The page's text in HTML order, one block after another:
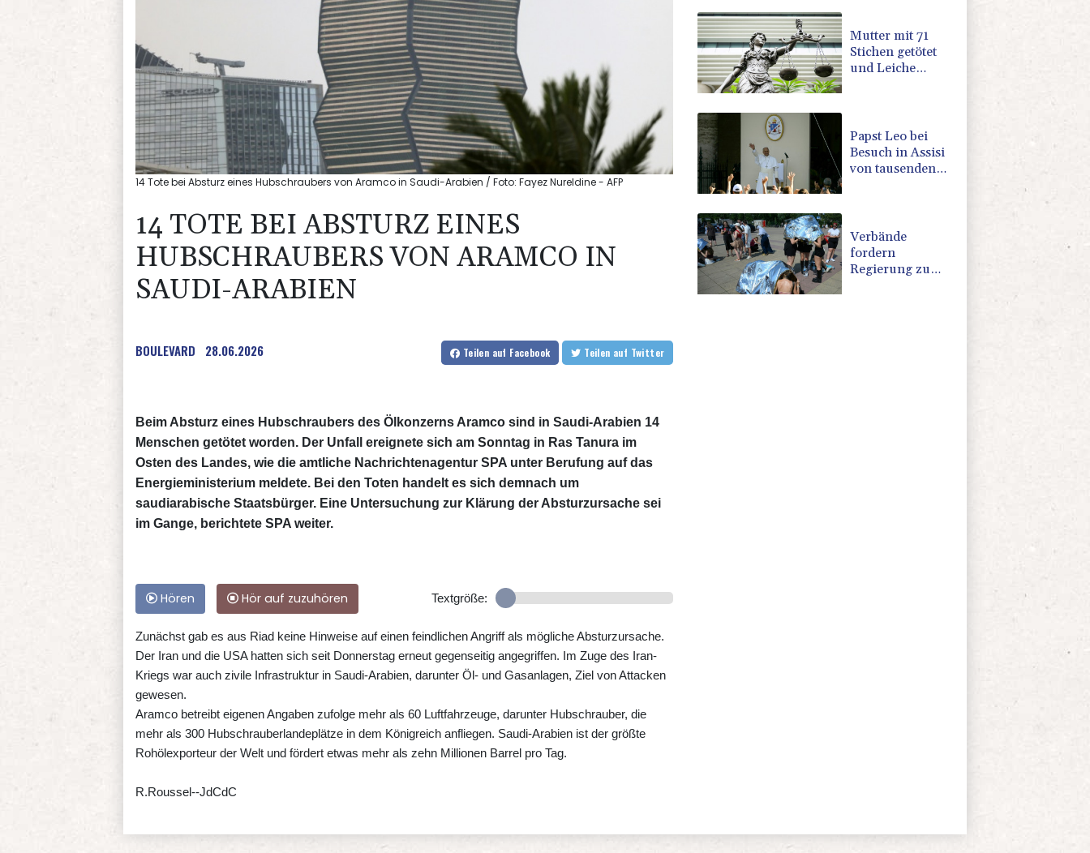
14 Tote bei Absturz eines Hubschraubers von Aramco in Saudi-Arabien / Foto: Fayez Nureldine - AFP
14 TOTE BEI ABSTURZ EINES
HUBSCHRAUBERS VON ARAMCO IN
SAUDI-ARABIEN
BOULEVARD 28.06.2026 Teilen auf Facebook Teilen auf Twitter
Beim Absturz eines Hubschraubers des Ölkonzerns Aramco sind in Saudi-Arabien 14
Menschen getötet worden. Der Unfall ereignete sich am Sonntag in Ras Tanura im
Osten des Landes, wie die amtliche Nachrichtenagentur SPA unter Berufung auf das
Energieministerium meldete. Bei den Toten handelt es sich demnach um
saudiarabische Staatsbürger. Eine Untersuchung zur Klärung der Absturzursache sei
im Gange, berichtete SPA weiter.
Hören Hör auf zuzuhören Textgröße:
Zunächst gab es aus Riad keine Hinweise auf einen feindlichen Angriff als mögliche Absturzursache.
Der Iran und die USA hatten sich seit Donnerstag erneut gegenseitig angegriffen. Im Zuge des Iran-
Kriegs war auch zivile Infrastruktur in Saudi-Arabien, darunter Öl- und Gasanlagen, Ziel von Attacken
gewesen.
Aramco betreibt eigenen Angaben zufolge mehr als 60 Luftfahrzeuge, darunter Hubschrauber, die
mehr als 300 Hubschrauberlandeplätze in dem Königreich anfliegen. Saudi-Arabien ist der größte
Rohölexporteur der Welt und fördert etwas mehr als zehn Millionen Barrel pro Tag.
R.Roussel--JdCdC
Mutter mit 71
Stichen getötet
und Leiche
Papst Leo bei
Besuch in Assisi
von tausenden
empfangen
Verbände
fordern
Regierung zu